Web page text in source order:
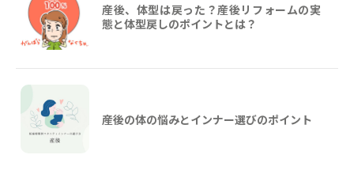
産後、体型は戻った？産後リフォームの実
態と体型戻しのポイントとは？
産後の体の悩みとインナー選びのポイント